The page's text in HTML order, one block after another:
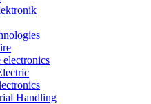
Handling